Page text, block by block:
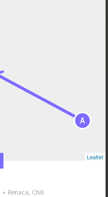
A
Leaflet
› Renaca, Chili